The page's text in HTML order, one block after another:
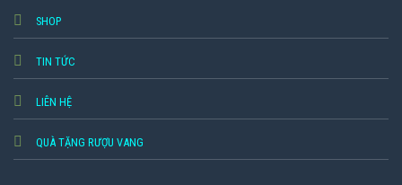
SHOP
TIN TỨC
LIÊN HỆ
QUÀ TẶNG RƯỢU VANG